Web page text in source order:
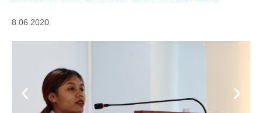
8.06.2020
Previous Next